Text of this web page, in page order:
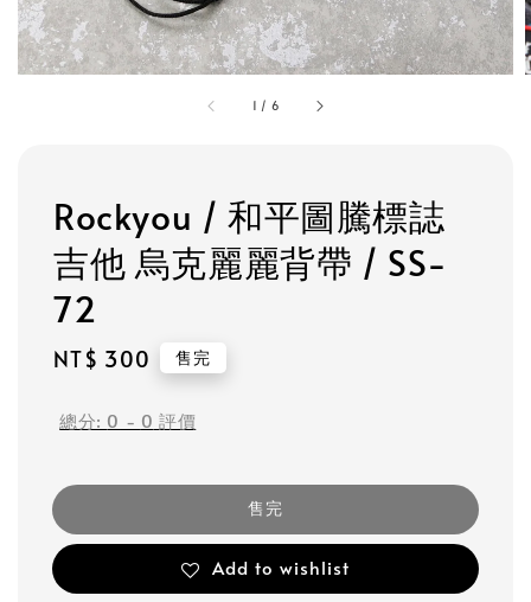
1 / 6
Rockyou / 和平圖騰標誌
吉他 烏克麗麗背帶 / SS-
72
Regular
NT$ 300 售完
總分: 0 - 0 評價
售完
Add to wishlist